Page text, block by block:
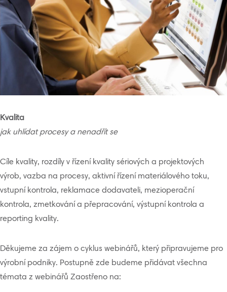
Kvalita
jak uhlídat procesy a nenadřít se
Cíle kvality, rozdíly v řízení kvality sériových a projektových
výrob, vazba na procesy, aktivní řízení materiálového toku,
vstupní kontrola, reklamace dodavateli, mezioperační
kontrola, zmetkování a přepracování, výstupní kontrola a
reporting kvality.
Děkujeme za zájem o cyklus webinářů, který připravujeme pro
výrobní podniky. Postupně zde budeme přidávat všechna
témata z webinářů Zaostřeno na: